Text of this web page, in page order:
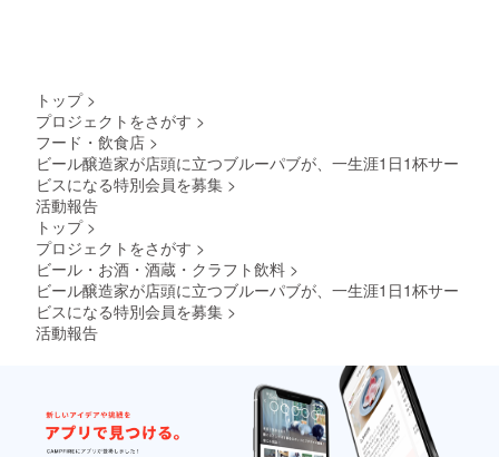
当店に
お越し
いいた
しま
2020年
1月1日
～2020
年6月30
日
トップ >
プロジェクトをさがす >
フード・飲食店 >
ビール醸造家が店頭に立つブルーパブが、一生涯1日1杯サー
ビスになる特別会員を募集 >
活動報告
トップ >
プロジェクトをさがす >
ビール・お酒・酒蔵・クラフト飲料 >
ビール醸造家が店頭に立つブルーパブが、一生涯1日1杯サー
ビスになる特別会員を募集 >
活動報告